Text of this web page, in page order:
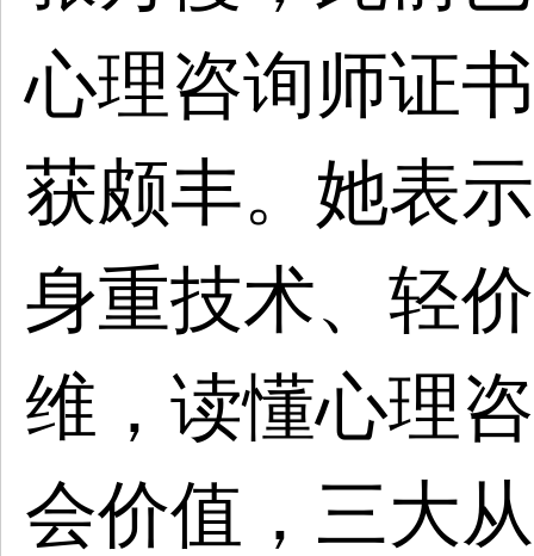
心理咨询师证
获颇丰。她表
身重技术、轻
维，读懂心理
会价值，三大